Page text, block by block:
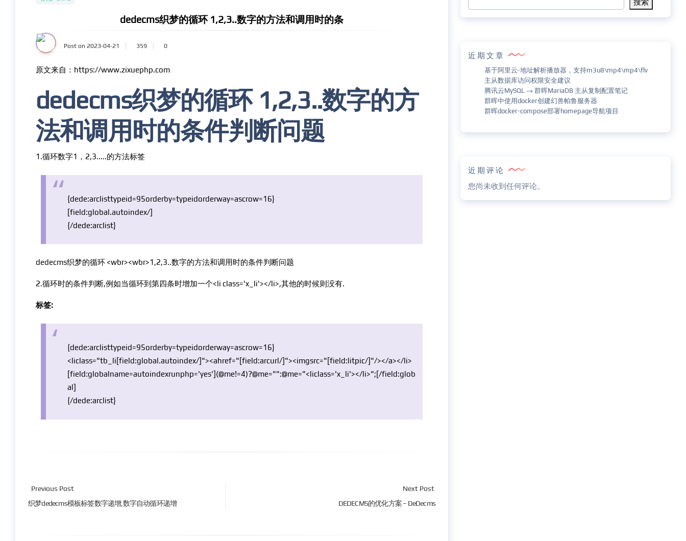
dedecms织梦的循环 1,2,3..数字的方法和调用时的条
Post on 2023-04-21 359 0
原文来自：https://www.zixuephp.com
dedecms织梦的循环 1,2,3..数字的方
法和调用时的条件判断问题
1.循环数字1，2,3.....的方法标签
{dede:arclisttypeid=95orderby=typeidorderway=ascrow=16}
[field:global.autoindex/]
{/dede:arclist}
dedecms织梦的循环 <wbr><wbr>1,2,3..数字的方法和调用时的条件判断问题
2.循环时的条件判断,例如当循环到第四条时增加一个<li class='x_li'></li>,其他的时候则没有.
标签:
{dede:arclisttypeid=95orderby=typeidorderway=ascrow=16}
<liclass="tb_li[field:global.autoindex/]"><ahref="[field:arcurl/]"><imgsrc="[field:litpic/]"/></a></li>
[field:globalname=autoindexrunphp='yes'](@me!=4)?@me="":@me="<liclass='x_li'></li>";[/field:glob
al]
{/dede:arclist}
Previous Post
织梦dedecms模板标签数字递增,数字自动循环递增
Next Post
DEDECMS的优化方案 – DeDecms
搜索
近期文章
基于阿里云-地址解析播放器，支持m3u8\mp4\mp4\flv
主从数据库访问权限安全建议
腾讯云MySQL → 群晖MariaDB 主从复制配置笔记
群晖中使用docker创建幻兽帕鲁服务器
群晖docker-compose部署homepage导航项目
近期评论
您尚未收到任何评论。